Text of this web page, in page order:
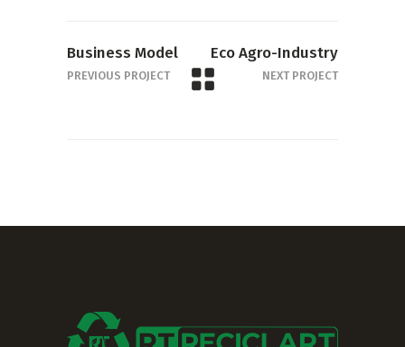
Business Model
PREVIOUS PROJECT
Eco Agro-Industry
NEXT PROJECT